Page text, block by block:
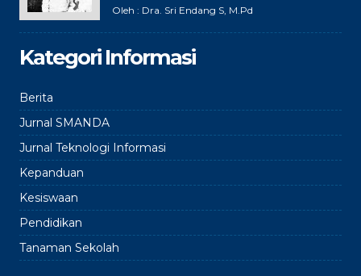
Oleh : Dra. Sri Endang S, M.Pd
Kategori Informasi
Berita
Jurnal SMANDA
Jurnal Teknologi Informasi
Kepanduan
Kesiswaan
Pendidikan
Tanaman Sekolah